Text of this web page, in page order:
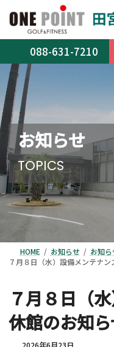
ン
へ
キ
ッ
プ
ー
ョ
に
移
動
088-631-7210
お知らせ
TOPICS
HOME お知らせ
お知ら
７月８日（水）設備メンテナ
７月８日（
休館のお知